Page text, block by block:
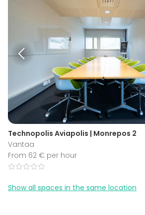
Technopolis Aviapolis | Monrepos 2
Vantaa
From 62 € per hour
Show all spaces in the same location